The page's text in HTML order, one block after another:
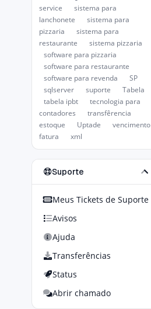
service
sistema para
lanchonete
sistema para
pizzaria
sistema para
restaurante
sistema pizzaria
software para pizzaria
software para restaurante
software para revenda
SP
sqlserver
suporte
Tabela
tabela ipbt
tecnologia para
contadores
transfêrencia
estoque
Uptade
vencimento
fatura
xml
Suporte
Meus Tickets de Suporte
Avisos
Ajuda
Transferências
Status
Abrir chamado